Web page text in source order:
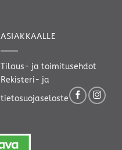
ASIAKKAALLE
Tilaus- ja toimitusehdot
Rekisteri- ja
tietosuojaseloste